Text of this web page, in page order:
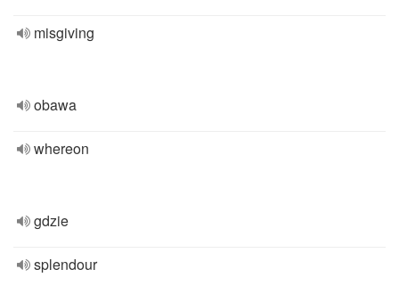
misgiving
obawa
whereon
gdzie
splendour